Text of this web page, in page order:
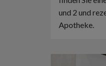
und 2 und
Apotheke.